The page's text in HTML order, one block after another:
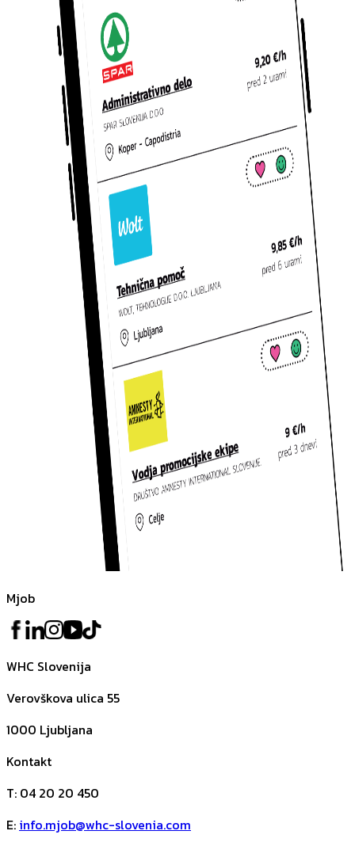
Mjob
WHC Slovenija
Verovškova ulica 55
1000 Ljubljana
Kontakt
T: 04 20 20 450
E: info.mjob@whc-slovenia.com